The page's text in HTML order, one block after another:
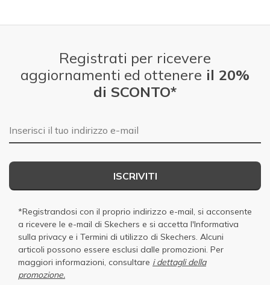
Registrati per ricevere
aggiornamenti ed ottenere il 20%
di SCONTO*
E-mail
ISCRIVITI
*Registrandosi con il proprio indirizzo e-mail, si acconsente
a ricevere le e-mail di Skechers e si accetta l'Informativa
sulla privacy e i Termini di utilizzo di Skechers. Alcuni
articoli possono essere esclusi dalle promozioni. Per
maggiori informazioni, consultare i dettagli della
promozione.